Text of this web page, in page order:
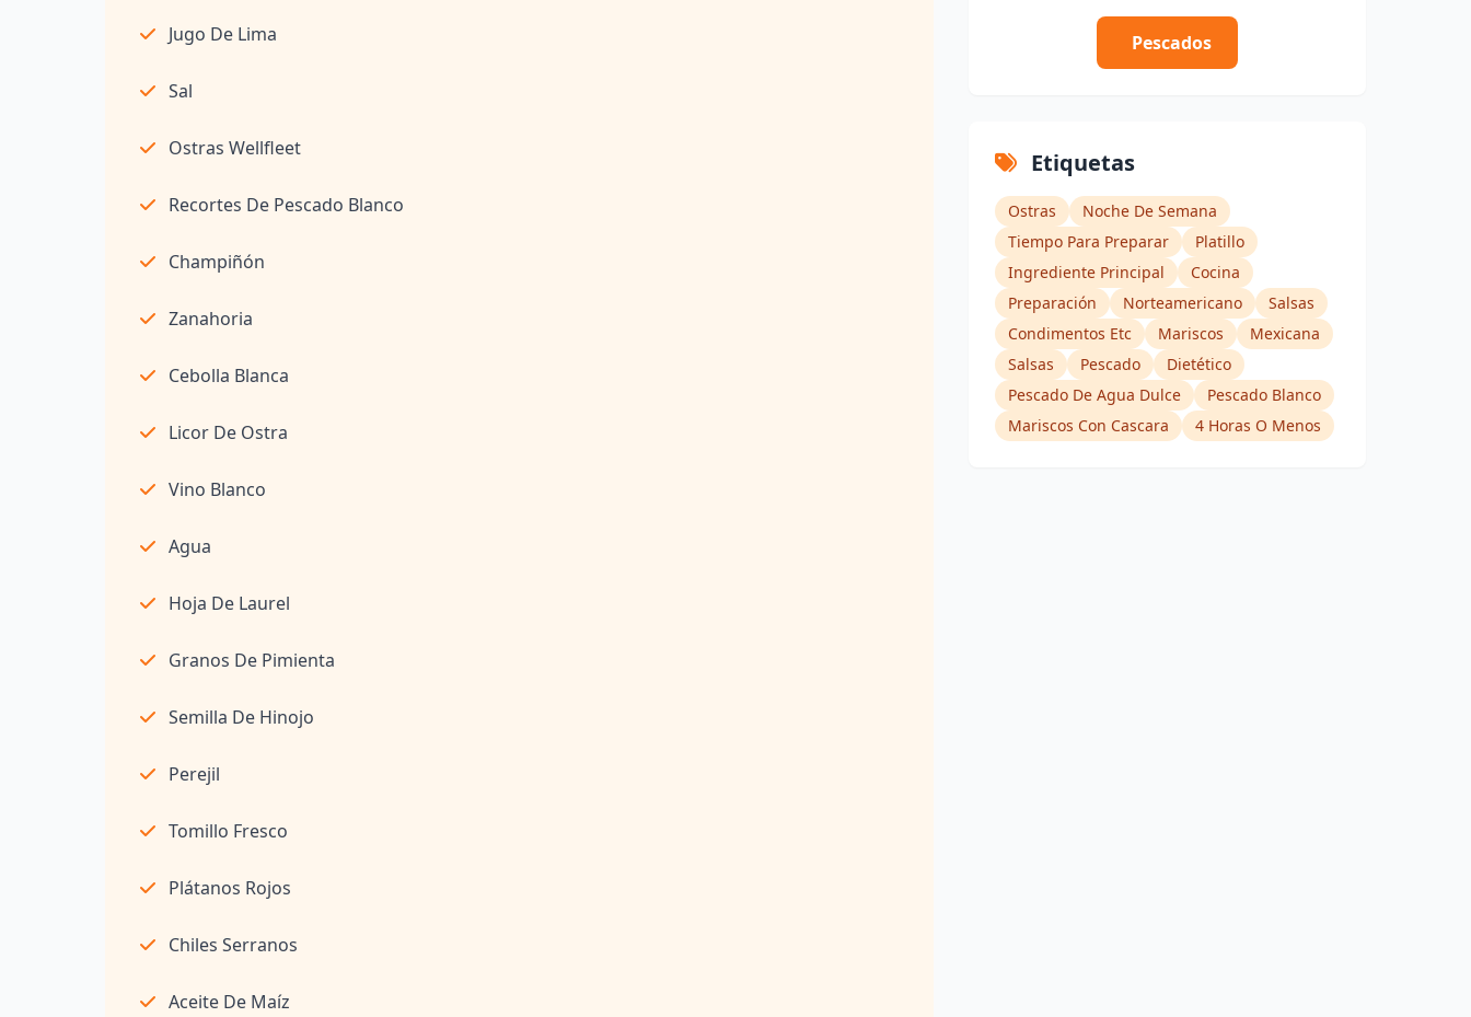
Jugo De Lima
Sal
Ostras Wellfleet
Recortes De Pescado Blanco
Champiñón
Zanahoria
Cebolla Blanca
Licor De Ostra
Vino Blanco
Agua
Hoja De Laurel
Granos De Pimienta
Semilla De Hinojo
Perejil
Tomillo Fresco
Plátanos Rojos
Chiles Serranos
Aceite De Maíz
Pescados
Etiquetas
Ostras
Noche De Semana
Tiempo Para Preparar
Platillo
Ingrediente Principal
Cocina
Preparación
Norteamericano
Salsas
Condimentos Etc
Mariscos
Mexicana
Salsas
Pescado
Dietético
Pescado De Agua Dulce
Pescado Blanco
Mariscos Con Cascara
4 Horas O Menos